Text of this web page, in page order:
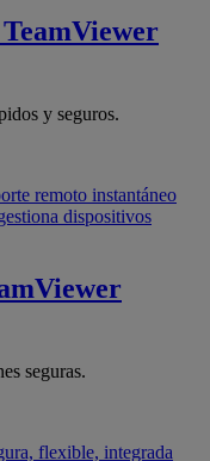
TeamViewer
y seguros.
remoto instantáneo
dispositivos
seguras.
flexible, integrada